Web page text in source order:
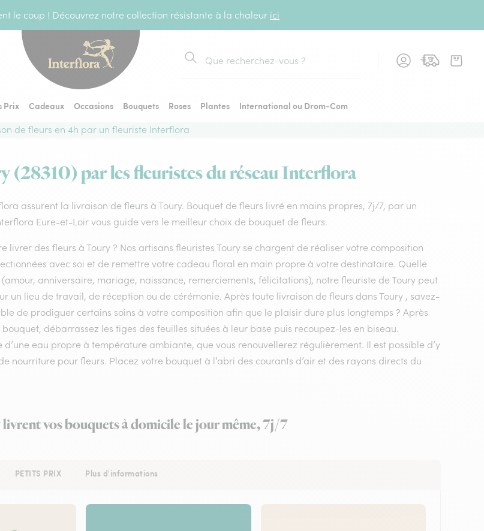
le coup ! Découvrez notre collection résistante à la chaleur ici
Rechercher
Prix Cadeaux Occasions Bouquets Roses Plantes
International ou Drom-Com
de fleurs en 4h par un fleuriste Interflora
(28310) par les fleuristes du réseau Interflora
assurent la livraison de fleurs à Toury. Bouquet de fleurs livré en mains propres, 7j/7, par un
Eure-et-Loir vous guide vers le meilleur choix de bouquet de fleurs.
livrer des fleurs à Toury ? Nos artisans fleuristes Toury se chargent de réaliser votre composition
avec soi et de remettre votre cadeau floral en main propre à votre destinataire. Quelle
(amour, anniversaire, mariage, naissance, remerciements, félicitations), notre fleuriste de Toury peut
un lieu de travail, de réception ou de cérémonie. Après toute livraison de fleurs dans Toury , savez-
de prodiguer certains soins à votre composition afin que le plaisir dure plus longtemps ? Après
débarrassez les tiges des feuilles situées à leur base puis recoupez-les en biseau.
d’une eau propre à température ambiante, que vous renouvellerez régulièrement. Il est possible d’y
nourriture pour fleurs. Placez votre bouquet à l’abri des courants d’air et des rayons directs du
vos bouquets à domicile le jour même, 7j/7
PETITS PRIX Plus d'informations